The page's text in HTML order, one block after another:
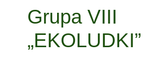
Grupa VIII
„EKOLUDKI”